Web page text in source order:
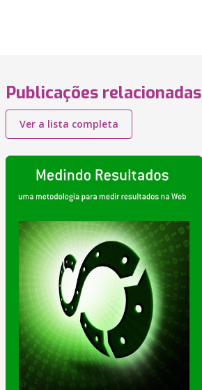
Publicações relacionadas
Ver a lista completa